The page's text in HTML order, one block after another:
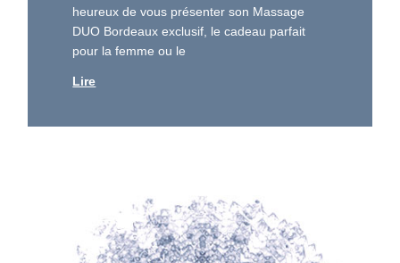
heureux de vous présenter son Massage
DUO Bordeaux exclusif, le cadeau parfait
pour la femme ou le
Lire